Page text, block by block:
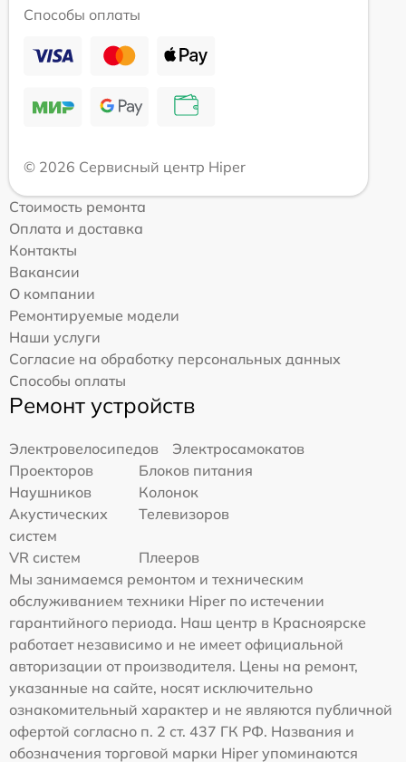
Способы оплаты
© 2026 Сервисный центр Hiper
Стоимость ремонта
Оплата и доставка
Контакты
Вакансии
О компании
Ремонтируемые модели
Наши услуги
Согласие на обработку персональных данных
Способы оплаты
Ремонт устройств
Электровелосипедов
Электросамокатов
Проекторов
Блоков питания
Наушников
Колонок
Акустических
систем
Телевизоров
VR систем
Плееров
Мы занимаемся ремонтом и техническим
обслуживанием техники Hiper по истечении
гарантийного периода. Наш центр в Красноярске
работает независимо и не имеет официальной
авторизации от производителя. Цены на ремонт,
указанные на сайте, носят исключительно
ознакомительный характер и не являются публичной
офертой согласно п. 2 ст. 437 ГК РФ. Названия и
обозначения торговой марки Hiper упоминаются